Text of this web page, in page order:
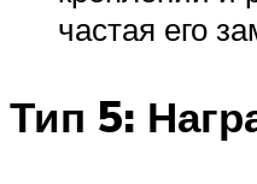
частая его
Тип 5: